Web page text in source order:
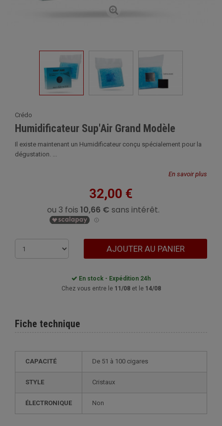
Crédo
Humidificateur Sup'Air Grand Modèle
Il existe maintenant un Humidificateur conçu spécialement pour la
dégustation. ...
En savoir plus
32,00 €
AJOUTER AU PANIER
En stock - Expédition 24h
Chez vous entre le 11/08et le 14/08
Fiche technique
CAPACITÉ de 51 à 100 cigares
STYLE cristaux
ÉLECTRONIQUE non